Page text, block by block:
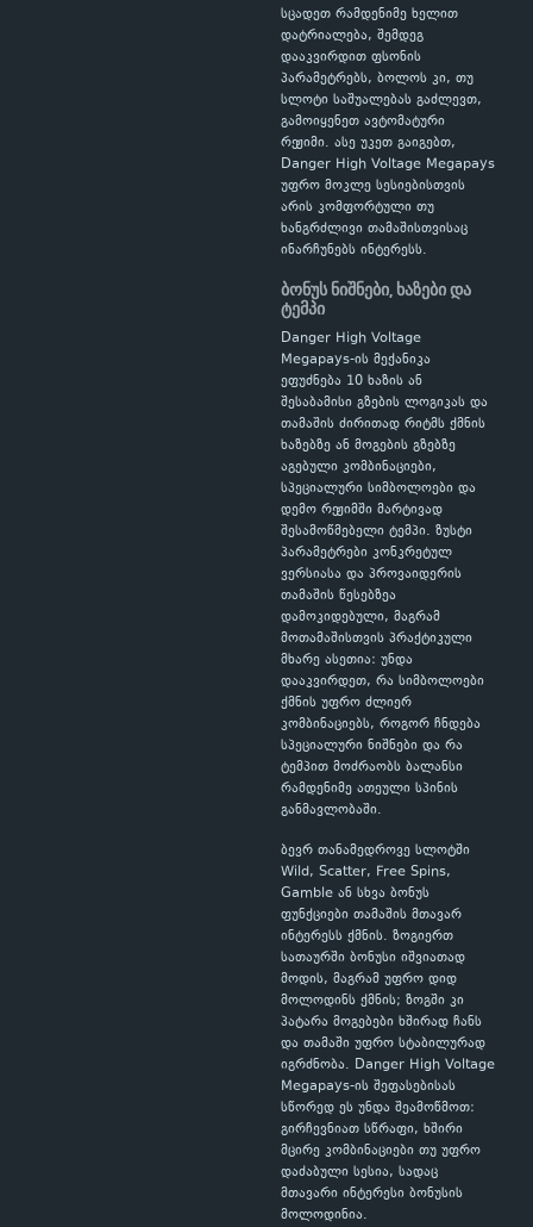
სცადეთ რამდენიმე ხელით
დატრიალება, შემდეგ
დააკვირდით ფსონის
პარამეტრებს, ბოლოს კი, თუ
სლოტი საშუალებას გაძლევთ,
გამოიყენეთ ავტომატური
რეჟიმი. ასე უკეთ გაიგებთ,
Danger High Voltage Megapays
უფრო მოკლე სესიებისთვის
არის კომფორტული თუ
ხანგრძლივი თამაშისთვისაც
ინარჩუნებს ინტერესს.
ბონუს ნიშნები, ხაზები და
ტემპი
Danger High Voltage
Megapays-ის მექანიკა
ეფუძნება 10 ხაზის ან
შესაბამისი გზების ლოგიკას და
თამაშის ძირითად რიტმს ქმნის
ხაზებზე ან მოგების გზებზე
აგებული კომბინაციები,
სპეციალური სიმბოლოები და
დემო რეჟიმში მარტივად
შესამოწმებელი ტემპი. ზუსტი
პარამეტრები კონკრეტულ
ვერსიასა და პროვაიდერის
თამაშის წესებზეა
დამოკიდებული, მაგრამ
მოთამაშისთვის პრაქტიკული
მხარე ასეთია: უნდა
დააკვირდეთ, რა სიმბოლოები
ქმნის უფრო ძლიერ
კომბინაციებს, როგორ ჩნდება
სპეციალური ნიშნები და რა
ტემპით მოძრაობს ბალანსი
რამდენიმე ათეული სპინის
განმავლობაში.
ბევრ თანამედროვე სლოტში
Wild, Scatter, Free Spins,
Gamble ან სხვა ბონუს
ფუნქციები თამაშის მთავარ
ინტერესს ქმნის. ზოგიერთ
სათაურში ბონუსი იშვიათად
მოდის, მაგრამ უფრო დიდ
მოლოდინს ქმნის; ზოგში კი
პატარა მოგებები ხშირად ჩანს
და თამაში უფრო სტაბილურად
იგრძნობა. Danger High Voltage
Megapays-ის შეფასებისას
სწორედ ეს უნდა შეამოწმოთ:
გირჩევნიათ სწრაფი, ხშირი
მცირე კომბინაციები თუ უფრო
დაძაბული სესია, სადაც
მთავარი ინტერესი ბონუსის
მოლოდინია.